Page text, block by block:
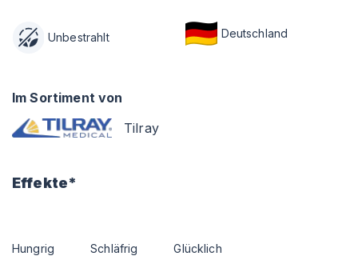
Unbestrahlt Deutschland
Im Sortiment von
Tilray
Effekte*
Hungrig Schläfrig Glücklich